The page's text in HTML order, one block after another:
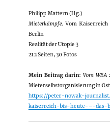
Philipp Mattern (Hg.)
Mieterkämpfe. Vom
Berlin
Realität der Utopie 3
212 Seiten, 30 Fotos
Mein Beitrag darin: Vom WBA
Mieterselbstorganisierung in
https://peter-nowak-
kaiserreich-bis-heute-–-das-